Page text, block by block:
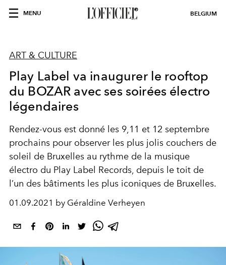
MENU BELGIUM
ART & CULTURE
Play Label va inaugurer le rooftop
du BOZAR avec ses soirées électro
légendaires
Rendez-vous est donné les 9,11 et 12 septembre
prochains pour observer les plus jolis couchers de
soleil de Bruxelles au rythme de la musique
électro du Play Label Records, depuis le toit de
l’un des bâtiments les plus iconiques de Bruxelles.
01.09.2021 by Géraldine Verheyen